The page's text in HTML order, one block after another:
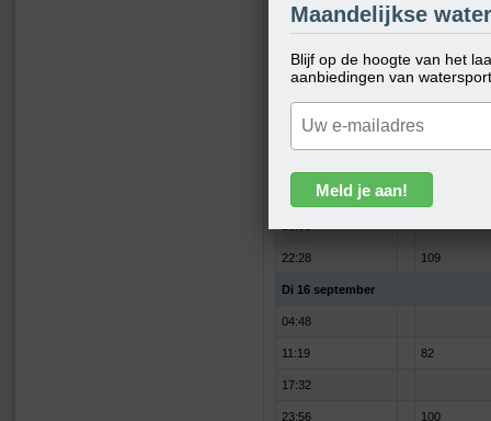
08:57 115
14:39
Ma 15 september
22:28 109
Di 16 september
04:48
11:19 82
17:32
23:56 100
Maandelijkse
Blijf op de hoogte van het
aanbiedingen van